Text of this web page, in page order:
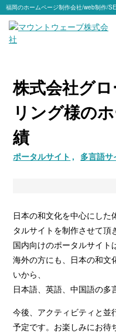
福岡のホームページ制作会社/web制作/
株式会社グ
リング様の
績
ポータルサイト 多言語サ
日本の和文化を中心にした
タルサイトを制作させて頂
国内向けのポータルサイト
海外の方にも、日本の和文
いから、
日本語、英語、中国語の多
今後、アクティビティと並
予定です。お楽しみにお待